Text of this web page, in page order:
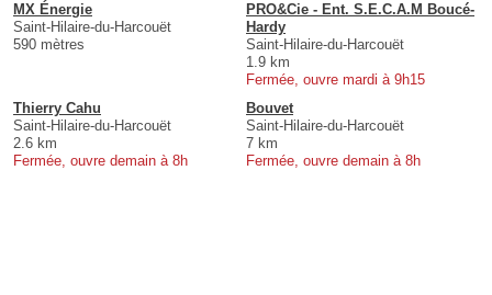
MX Énergie
Saint-Hilaire-du-Harcouët
590 mètres
PRO&Cie - Ent. S.E.C.A.M Boucé-
Hardy
Saint-Hilaire-du-Harcouët
1.9 km
Fermée, ouvre mardi à 9h15
Thierry Cahu
Saint-Hilaire-du-Harcouët
2.6 km
Fermée, ouvre demain à 8h
Bouvet
Saint-Hilaire-du-Harcouët
7 km
Fermée, ouvre demain à 8h